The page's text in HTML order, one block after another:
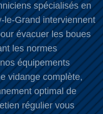
spécialisés en
le-Grand interviennent
évacuer les boues
les normes
équipements
vidange complète,
optimal de
régulier vous